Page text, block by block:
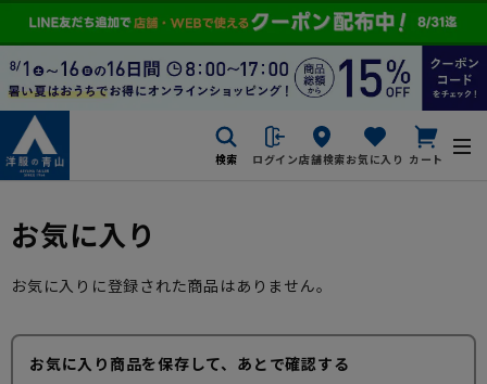
検索 ログイン店舗検索お気に入り カート
お気に入り
お気に入りに登録された商品はありません。
お気に入り商品を保存して、あとで確認する